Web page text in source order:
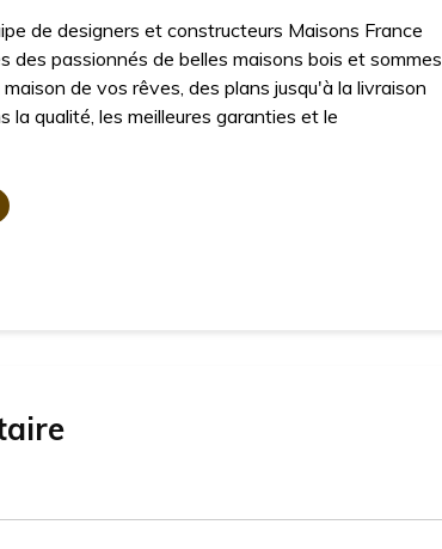
de designers et constructeurs Maisons France
des passionnés de belles maisons bois et sommes
de vos rêves, des plans jusqu'à la livraison
la qualité, les meilleures garanties et le